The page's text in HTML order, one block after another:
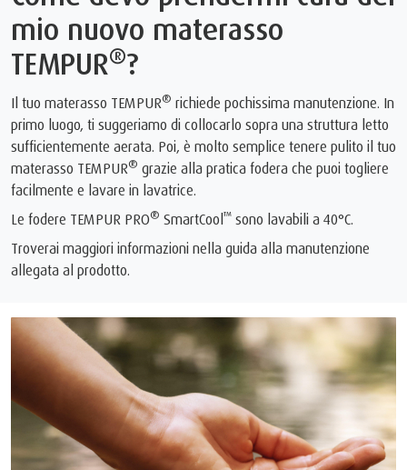
mio nuovo materasso
TEMPUR®?
Il tuo materasso TEMPUR® richiede pochissima manutenzione. In
primo luogo, ti suggeriamo di collocarlo sopra una struttura letto
sufficientemente aerata. Poi, è molto semplice tenere pulito il tuo
materasso TEMPUR® grazie alla pratica fodera che puoi togliere
facilmente e lavare in lavatrice.
Le fodere TEMPUR PRO® SmartCool ™ sono lavabili a 40°C.
Troverai maggiori informazioni nella guida alla manutenzione
allegata al prodotto.